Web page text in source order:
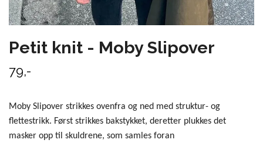
Petit knit - Moby Slipover
79,-
Moby Slipover strikkes ovenfra og ned med struktur- og
flettestrikk. Først strikkes bakstykket, deretter plukkes det
masker opp til skuldrene, som samles foran